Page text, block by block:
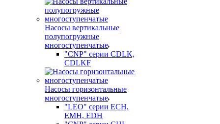
Насосы вертикальные
полупогружные
многоступенчатые
"CNP" серии CDLK,
CDLKF
Насосы горизонтальные
многоступенчатые
"LEO" серии ECH,
EMH, EDH